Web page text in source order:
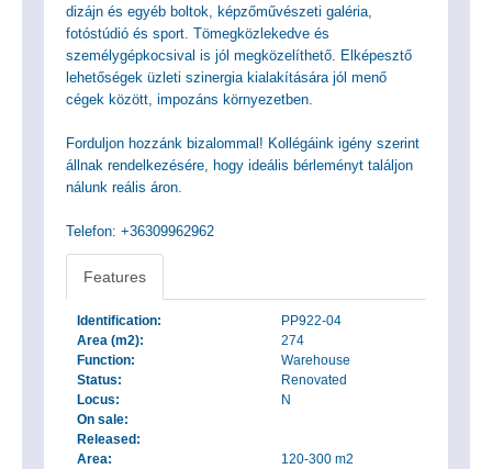
dizájn és egyéb boltok, képzőművészeti galéria,
fotóstúdió és sport. Tömegközlekedve és
személygépkocsival is jól megközelíthető. Elképesztő
lehetőségek üzleti szinergia kialakítására jól menő
cégek között, impozáns környezetben.
Forduljon hozzánk bizalommal! Kollégáink igény szerint
állnak rendelkezésére, hogy ideális bérleményt találjon
nálunk reális áron.
Telefon: +36309962962
Features
Identification:
PP922-04
Area (m2):
274
Function:
Warehouse
Status:
Renovated
Locus:
N
On sale:
Released:
Area:
120-300 m2